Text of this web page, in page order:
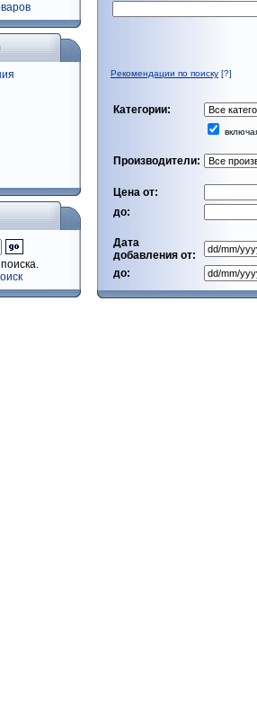
Рекомендации по поиску [?]
Категории:
Производители:
Цена от:
до:
Дата
добавления от:
до: